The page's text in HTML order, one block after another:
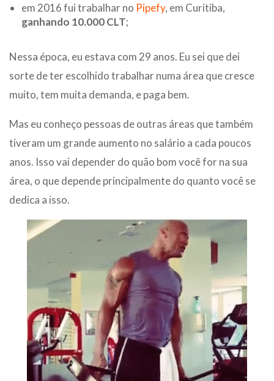
em 2016 fui trabalhar no Pipefy, em Curitiba,
ganhando 10.000 CLT;
Nessa época, eu estava com 29 anos. Eu sei que dei
sorte de ter escolhido trabalhar numa área que cresce
muito, tem muita demanda, e paga bem.
Mas eu conheço pessoas de outras áreas que também
tiveram um grande aumento no salário a cada poucos
anos. Isso vai depender do quão bom você for na sua
área, o que depende principalmente do quanto você se
dedica a isso.